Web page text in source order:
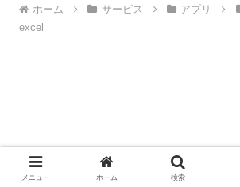
ホーム サービス アプリ
excel
メニュー ホーム 検索